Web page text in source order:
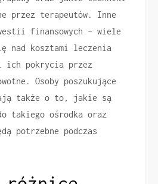
przez terapeutów. Inne
finansowych – wiele
nad kosztami leczenia
ich pokrycia przez
Osoby poszukujące
także o to, jakie są
takiego ośrodka oraz
potrzebne podczas